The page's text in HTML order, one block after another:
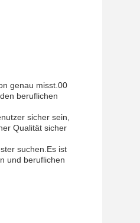
genau misst.00
beruflichen
sicher sein,
Qualität sicher
suchen.Es ist
und beruflichen